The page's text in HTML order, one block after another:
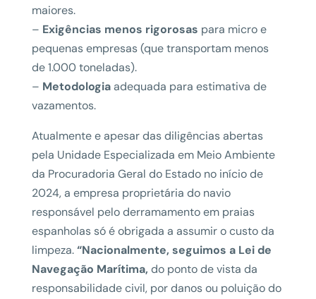
maiores.
– Exigências menos rigorosas para micro e
pequenas empresas (que transportam menos
de 1.000 toneladas).
– Metodologiaadequada para estimativa de
vazamentos.
Atualmente e apesar das diligências abertas
pela Unidade Especializada em Meio Ambiente
da Procuradoria Geral do Estado no início de
2024, a empresa proprietária do navio
responsável pelo derramamento em praias
espanholas só é obrigada a assumir o custo da
limpeza.“Nacionalmente, seguimos a Lei de
Navegação Marítima, do ponto de vista da
responsabilidade civil, por danos ou poluição do